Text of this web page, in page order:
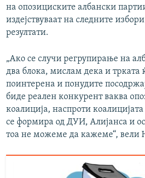
на опозициските албански
издејствуваат на следните
резултати.
„Ако се случи регрупирање на
два блока, мислам дека и трката
поинтерена и понудите
биде реален конкурент ваква
коалиција, наспроти
се формира од ДУИ, Алијанса и
тоа не можеме да кажеме“, вели